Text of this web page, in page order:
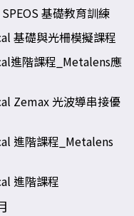
基礎教育訓練
基礎與光柵模擬課程
進階課程_Metalens應
Zemax 光波導串接優
進階課程_Metalens
進階課程